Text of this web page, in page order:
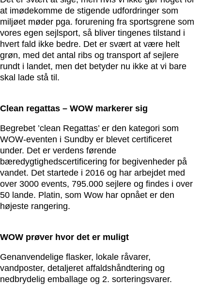
at imødekomme de stigende udfordringer som
miljøet møder pga. forurening fra sportsgrene som
vores egen sejlsport, så bliver tingenes tilstand i
hvert fald ikke bedre. Det er svært at være helt
grøn, med det antal ribs og transport af sejlere
rundt i landet, men det betyder nu ikke at vi bare
skal lade stå til.
Clean regattas – WOW markerer sig
Begrebet ’clean Regattas’ er den kategori som
WOW-eventen i Sundby er blevet certificeret
under. Det er verdens førende
bæredygtighedscertificering for begivenheder på
vandet. Det startede i 2016 og har arbejdet med
over 3000 events, 795.000 sejlere og findes i over
50 lande. Platin, som Wow har opnået er den
højeste rangering.
WOW prøver hvor det er muligt
Genanvendelige flasker, lokale råvarer,
vandposter, detaljeret affaldshåndtering og
nedbrydelig emballage og 2. sorteringsvarer.